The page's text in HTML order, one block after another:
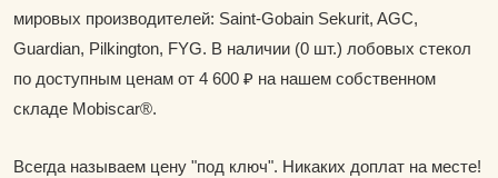
мировых производителей: Saint-Gobain Sekurit, AGC,
Guardian, Pilkington, FYG. В наличии (0 шт.) лобовых стекол
по доступным ценам от 4 600 ₽ на нашем собственном
складе Mobiscar®.
Всегда называем цену "под ключ". Никаких доплат на месте!